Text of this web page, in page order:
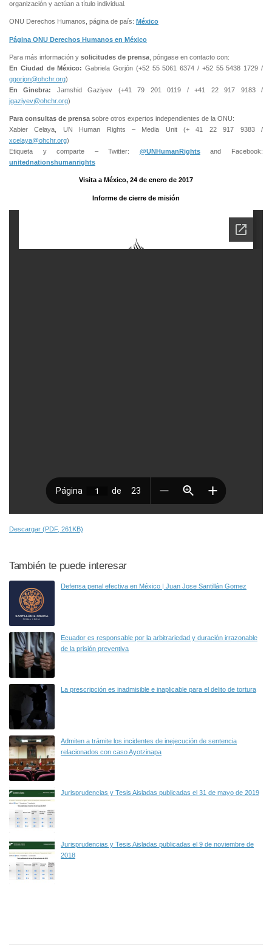
organización y actúan a título individual.
ONU Derechos Humanos, página de país: México
Página ONU Derechos Humanos en México
Para más información y solicitudes de prensa , póngase en contacto con:
En Ciudad de México: Gabriela Gorjón (+52 55 5061 6374 / +52 55 5438 1729 /
ggorjon@ohchr.org)
En Ginebra:
Jamshid Gaziyev (+41 79 201 0119 / +41 22 917 9183 /
jgaziyev@ohchr.org)
Para consultas de prensa sobre otros expertos independientes de la ONU:
Xabier Celaya, UN Human Rights – Media Unit (+ 41 22 917 9383 /
xcelaya@ohchr.org)
Etiqueta y comparte – Twitter: @UNHumanRightsand Facebook:
unitednationshumanrights
Visita a México, 24 de enero de 2017
Informe de cierre de misión
Descargar (PDF, 261KB)
También te puede interesar
Defensa penal efectiva en México | Juan Jose Santillán Gomez
Ecuador es responsable por la arbitrariedad y duración irrazonable
de la prisión preventiva
La prescripción es inadmisible e inaplicable para el delito de tortura
Admiten a trámite los incidentes de inejecución de sentencia
relacionados con caso Ayotzinapa
Jurisprudencias y Tesis Aisladas publicadas el 31 de mayo de 2019
Jurisprudencias y Tesis Aisladas publicadas el 9 de noviembre de
2018